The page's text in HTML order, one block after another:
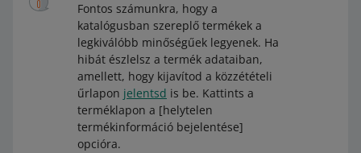
Fontos számunkra, hogy a
katalógusban szereplő termékek a
legkiválóbb minőségűek legyenek. Ha
hibát észlelsz a termék adataiban,
amellett, hogy kijavítod a közzétételi
űrlapon jelentsd is be. Kattints a
terméklapon a [helytelen
termékinformáció bejelentése]
opcióra.